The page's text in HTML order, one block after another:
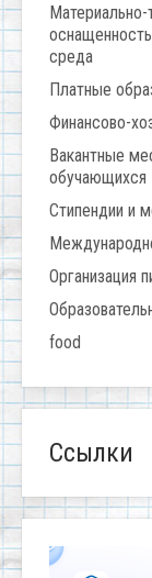
Материально-
среда
Платные
Финансово-
Вакантные
обучающихся
Стипендии и
Организация
food
Ссылки